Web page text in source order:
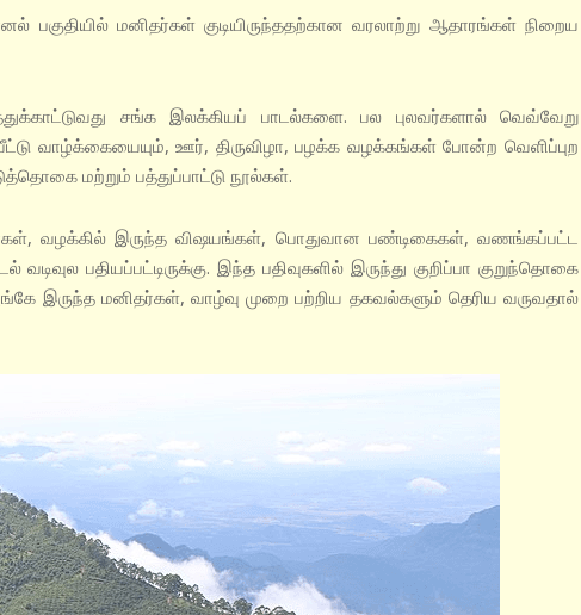
பகுதியில் மனிதர்கள் குடியிருந்ததற்கான வரலாற்று ஆதாரங்கள் நிறைய
சங்க இலக்கியப் பாடல்களை. பல புலவர்களால் வெவ்வேறு
வாழ்க்கையையும், ஊர், திருவிழா, பழக்க வழக்கங்கள் போன்ற வெளிப்புற
மற்றும் பத்துப்பாட்டு நூல்கள்.
வழக்கில் இருந்த விஷயங்கள், பொதுவான பண்டிகைகள், வணங்கப்பட்ட
பதியப்பட்டிருக்கு. இந்த பதிவுகளில் இருந்து குறிப்பா குறுந்தொகை
இருந்த மனிதர்கள், வாழ்வு முறை பற்றிய தகவல்களும் தெரிய வருவதால்